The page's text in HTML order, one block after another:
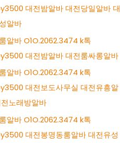
대전밤알바 대전당일알바 대
알바
알바 O1O.2062.3474 k톡
대전밤알바 대전룸싸롱알바
알바 O1O.2062.3474 k톡
대전보도사무실 대전유흥알
노래방알바
알바 O1O.2062.3474 k톡
대전봉명동룸알바 대전유성